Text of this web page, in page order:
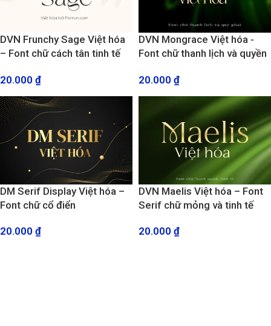
DVN Frunchy Sage Việt hóa
– Font chữ cách tân tinh tế
20.000 ₫
DVN Mongrace Việt hóa -
Font chữ thanh lịch và quyền
20.000 ₫
DM Serif Display Việt hóa –
Font chữ cổ điển
20.000 ₫
DVN Maelis Việt hóa – Font
Serif chữ mỏng và tinh tế
20.000 ₫